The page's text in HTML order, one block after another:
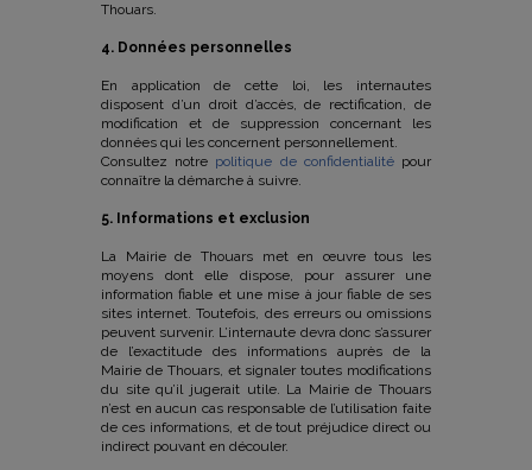
Thouars.
4. Données personnelles
En application de cette loi, les internautes
disposent d’un droit d’accès, de rectification, de
modification et de suppression concernant les
données qui les concernent personnellement.
Consultez notre politique de confidentialitépour
connaître la démarche à suivre.
5. Informations et exclusion
La Mairie de Thouars met en œuvre tous les
moyens dont elle dispose, pour assurer une
information fiable et une mise à jour fiable de ses
sites internet. Toutefois, des erreurs ou omissions
peuvent survenir. L’internaute devra donc s’assurer
de l’exactitude des informations auprès de la
Mairie de Thouars, et signaler toutes modifications
du site qu’il jugerait utile. La Mairie de Thouars
n’est en aucun cas responsable de l’utilisation faite
de ces informations, et de tout préjudice direct ou
indirect pouvant en découler.